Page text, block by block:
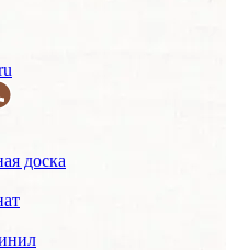
доска